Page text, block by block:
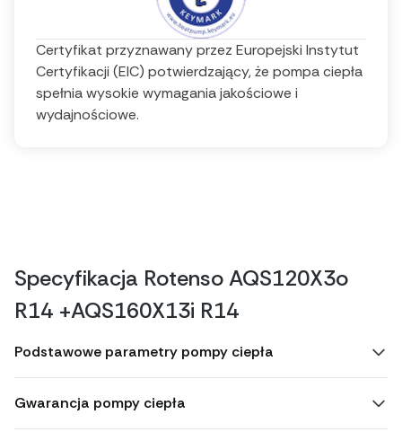
Certyfikat przyznawany przez Europejski Instytut
Certyfikacji (EIC) potwierdzający, że pompa ciepła
spełnia wysokie wymagania jakościowe i
wydajnościowe.
Specyfikacja Rotenso AQS120X3o
R14 +AQS160X13i R14
Podstawowe parametry pompy ciepła
Gwarancja pompy ciepła